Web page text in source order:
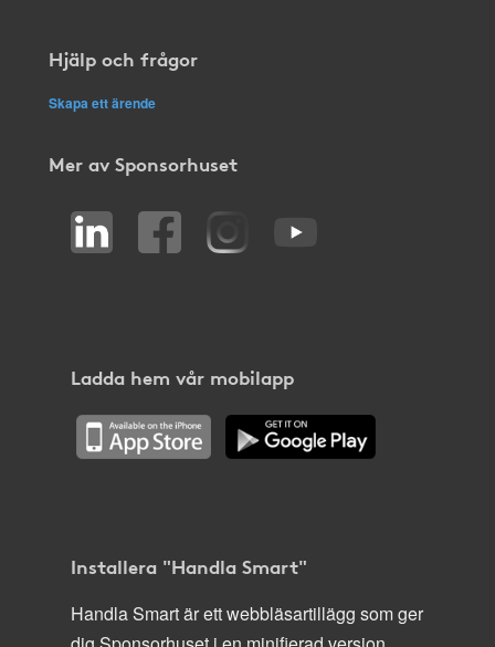
Hjälp och frågor
Skapa ett ärende
Mer av Sponsorhuset
Ladda hem vår mobilapp
Installera "Handla Smart"
Handla Smart är ett webbläsartillägg som ger